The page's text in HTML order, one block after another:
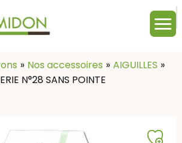
Nos accessoires
AIGUILLES
N°28 SANS POINTE